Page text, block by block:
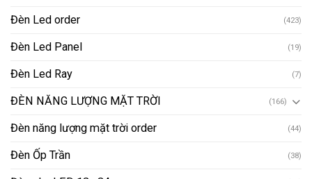
Đèn Led order (423)
Đèn Led Panel (19)
Đèn Led Ray (7)
ĐÈN NĂNG LƯỢNG MẶT TRỜI (166)
Đèn năng lượng mặt trời order (44)
Đèn Ốp Trần (38)